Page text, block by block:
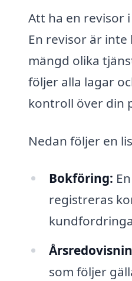
Att ha en revisor
En revisor är
mängd olika
följer alla lagar
kontroll över din
Nedan följer en
Bokföring:
registreras
som följer